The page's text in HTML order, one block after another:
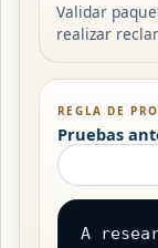
Validar
realizar
REGLA DE
Pruebas
A